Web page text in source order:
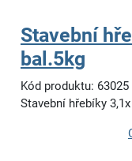
Stavební
bal.5kg
Kód produktu: 63025
Stavební hřebíky